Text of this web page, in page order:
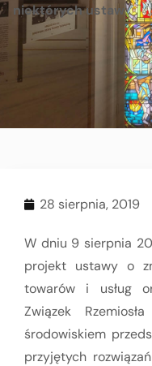
niektórych ustaw
28 sierpnia, 2019
W dniu 9 sierpnia
projekt ustawy o
towarów i usług
Związek
środowiskiem
przyjętych